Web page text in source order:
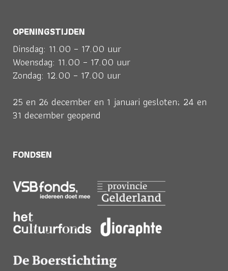
OPENINGSTIJDEN
Dinsdag: 11.00 – 17.00 uur
Woensdag: 11.00 – 17.00 uur
Zondag: 12.00 – 17.00 uur
25 en 26 december en 1 januari gesloten; 24 en
31 december geopend
FONDSEN